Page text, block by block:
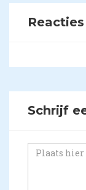
Reacties
Schrijf